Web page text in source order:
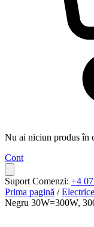
Nu ai niciun produs în
Cont
Suport Comenzi: +4
Prima pagină /Electrice
Negru 30W=300W,